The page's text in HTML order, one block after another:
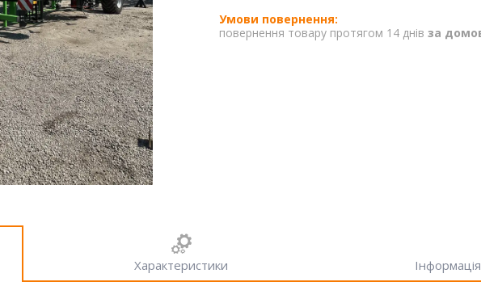
повернення товару протягом 14 днів за
Характеристики